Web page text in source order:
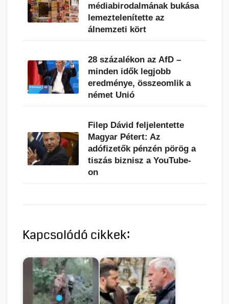
médiabirodalmának bukása
lemeztelenítette az
álnemzeti kört
28 százalékon az AfD –
minden idők legjobb
eredménye, összeomlik a
német Unió
Filep Dávid feljelentette
Magyar Pétert: Az
adófizetők pénzén pörög a
tiszás biznisz a YouTube-
on
Kapcsolódó cikkek: